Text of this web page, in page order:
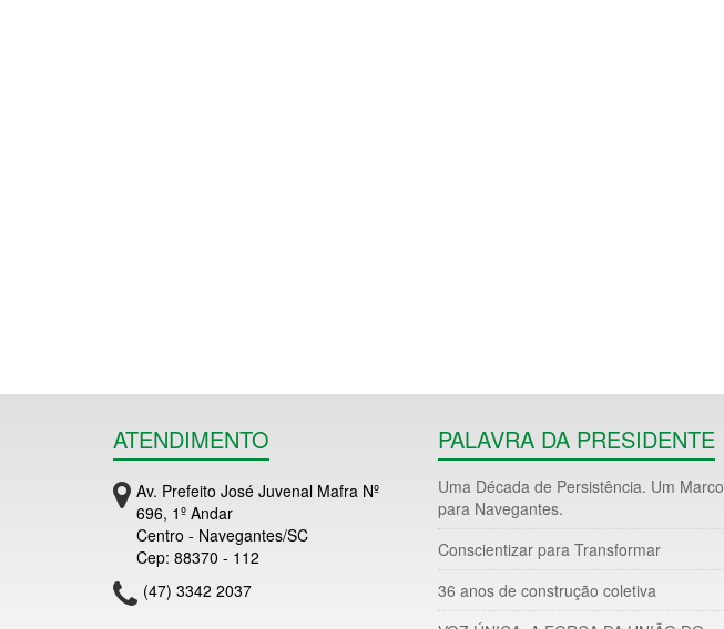
ATENDIMENTO
Av. Prefeito José Juvenal Mafra Nº
696, 1º Andar
Centro - Navegantes/SC
Cep: 88370 - 112
(47) 3342 2037
PALAVRA DA PRESIDENTE
Uma Década de Persistência. Um Marco
para Navegantes.
Conscientizar para Transformar
36 anos de construção coletiva